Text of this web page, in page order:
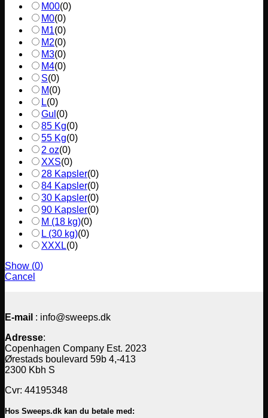
M00(0)
M0(0)
M1(0)
M2(0)
M3(0)
M4(0)
S(0)
M(0)
L(0)
Gul (0)
85 Kg(0)
55 Kg(0)
2 oz(0)
XXS(0)
28 Kapsler(0)
84 Kapsler(0)
30 Kapsler(0)
90 Kapsler(0)
M (18 kg)(0)
L (30 kg)(0)
XXXL(0)
Show (0)
Cancel
E-mail : info@sweeps.dk
Adresse:
Copenhagen Company Est. 2023
Ørestads boulevard 59b 4,-413
2300 Kbh S
Cvr: 44195348
Hos Sweeps.dk kan du betale med: